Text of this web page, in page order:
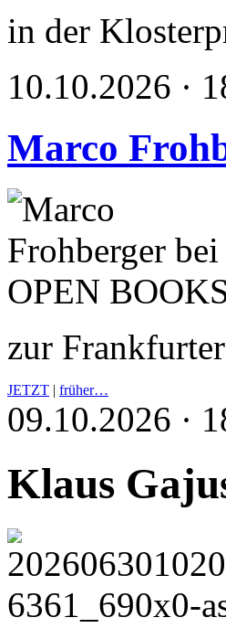
in der
10.10.2026 ·
Marco
zur
JETZT | früher…
09.10.2026 ·
Klaus